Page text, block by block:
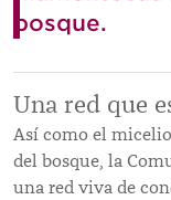
bosque.
Una red que
Así como el
del bosque, la
una red viva de